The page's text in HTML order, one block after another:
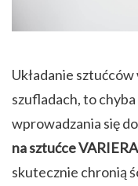
Układanie
szufladach, to
wprowadzania się
na sztućce VARIERA
skutecznie chronią